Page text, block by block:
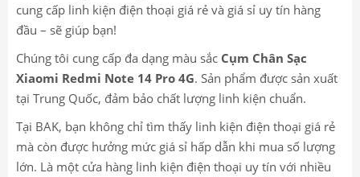
cung cấp linh kiện điện thoại giá rẻ và giá sỉ uy tín hàng
đầu – sẽ giúp bạn!
Chúng tôi cung cấp đa dạng màu sắc Cụm Chân Sạc
Xiaomi Redmi Note 14 Pro 4G. Sản phẩm được sản xuất
tại Trung Quốc, đảm bảo chất lượng linh kiện chuẩn.
Tại BAK, bạn không chỉ tìm thấy linh kiện điện thoại giá rẻ
mà còn được hưởng mức giá sỉ hấp dẫn khi mua số lượng
lớn. Là một cửa hàng linh kiện điện thoại uy tín với nhiều